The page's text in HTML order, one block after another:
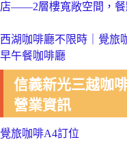
店——2層樓寬敞空間，餐
西湖咖啡廳不限時｜覺
早午餐咖啡廳
信義新光三越咖
營業資訊
覺旅咖啡A4訂位